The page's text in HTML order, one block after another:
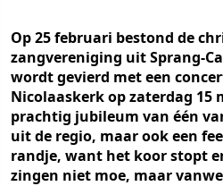
Op 25 februari bestond de
zangvereniging uit Sprang-
wordt gevierd met een
Nicolaaskerk op zaterdag 15
prachtig jubileum van één
uit de regio, maar ook een
randje, want het koor stopt
zingen niet moe, maar